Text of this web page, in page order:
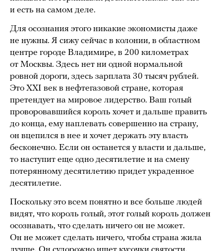
и есть на самом деле.
Для осознания этого никакие экономисты даже
не нужны. Я сижу сейчас в колонии, в областном
центре городе Владимире, в 200 километрах
от Москвы. Здесь нет ни одной нормальной
ровной дороги, здесь зарплата 30 тысяч рублей.
Это XXI век в нефтегазовой стране, которая
претендует на мировое лидерство. Ваш голый
проворовавшийся король хочет и дальше править
до конца, ему наплевать совершенно на страну,
он вцепился в нее и хочет держать эту власть
бесконечно. Если он останется у власти и дальше,
то наступит еще одно десятилетие и на смену
потерянному десятилетию придет украденное
десятилетие.
Поскольку это всем понятно и все больше людей
видят, что король голый, этот голый король должен
осознавать, что сделать ничего он не может.
Он не может сделать ничего, чтобы страна жила